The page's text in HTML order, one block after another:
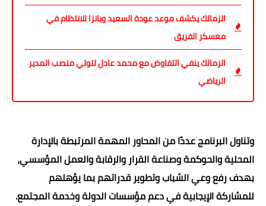
الزمالك يكشف موعد عودة السعيد وبانزا للانتظام في
معسكر الفريق
الزمالك ينفي التفاوض مع محمد عادل لتولي منصب المدير
الرياضي
وتناول البرنامج عددًا من المحاور المهمة المرتبطة بالإدارة
المحلية والحوكمة وصناعة القرار والرقابة والعمل المؤسسي،
بهدف رفع وعي الشباب وتطوير قدراتهم بما يؤهلهم
للمشاركة الإيجابية في دعم مؤسسات الدولة وخدمة المجتمع.